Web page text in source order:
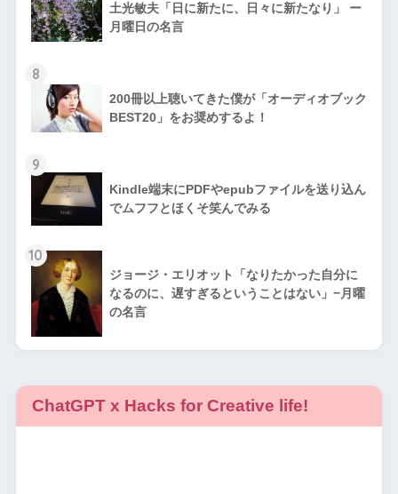
土光敏夫「日に新たに、日々に新たなり」 ー
月曜日の名言
8
200冊以上聴いてきた僕が「オーディオブック
BEST20」をお奨めするよ！
9
Kindle端末にPDFやepubファイルを送り込ん
でムフフとほくそ笑んでみる
10
ジョージ・エリオット「なりたかった自分に
なるのに、遅すぎるということはない」−月曜
の名言
ChatGPT x Hacks for Creative life!